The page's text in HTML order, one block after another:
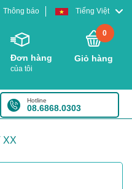
Thông báo Tiếng Việt
Đơn hàng
của tôi
0
Giỏ hàng
Hotline
08.6868.0303
XX